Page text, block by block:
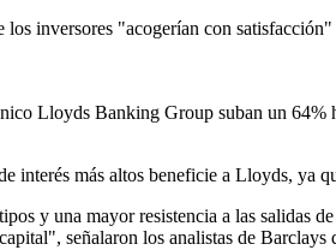
inversores "acogerían con
Lloyds Banking Group suban un
interés más altos beneficie a Lloyds, ya
y una mayor resistencia a las salidas
señalaron los analistas de